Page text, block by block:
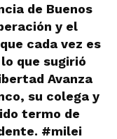
de Buenos
y el
cada vez es
que sugirió
Avanza
su colega y
termo de
#milei